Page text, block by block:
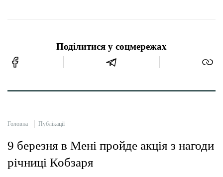
Поділитися у соцмережах
Головна Публікації
9 березня в Мені пройде акція з нагоди
річниці Кобзаря